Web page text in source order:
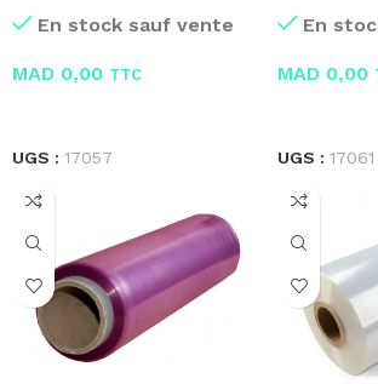
En stock sauf vente
MAD 0,00 TTC
UGS : 17057
En
MAD 0,00
UGS : 17061